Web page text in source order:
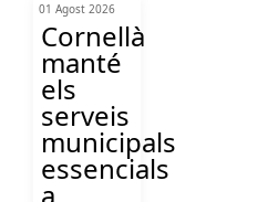
01 Agost 2026
Cornellà
manté
els
serveis
municipals
essencials